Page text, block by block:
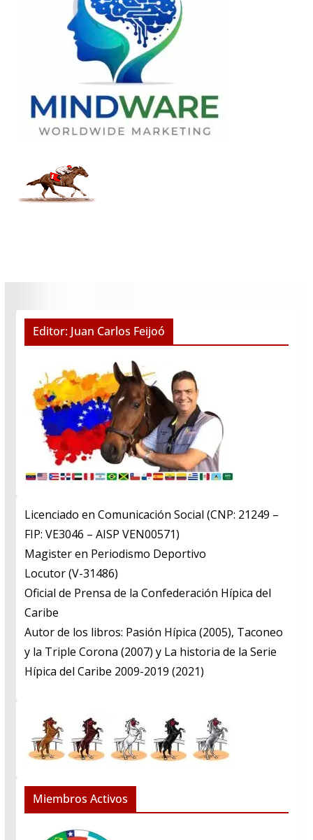
Editor: Juan Carlos Feijoó
Licenciado en Comunicación Social (CNP: 21249 –
FIP: VE3046 – AISP VEN00571)
​Magister en Periodismo Deportivo
​Locutor (V-31486)
​Oficial de Prensa de la Confederación Hípica del
Caribe
​Autor de los libros: Pasión Hípica (2005), Taconeo
y la Triple Corona (2007) y La historia de la Serie
Hípica del Caribe 2009-2019 (2021)
Miembros Activos